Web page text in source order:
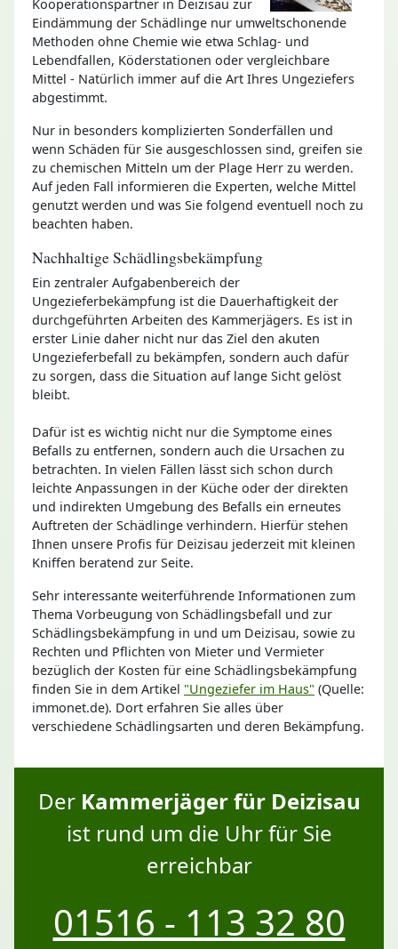
Kooperationspartner in Deizisau zur
Eindämmung der Schädlinge nur umweltschonende
Methoden ohne Chemie wie etwa Schlag- und
Lebendfallen, Köderstationen oder vergleichbare
Mittel - Natürlich immer auf die Art Ihres Ungeziefers
abgestimmt.
Nur in besonders komplizierten Sonderfällen und
wenn Schäden für Sie ausgeschlossen sind, greifen sie
zu chemischen Mitteln um der Plage Herr zu werden.
Auf jeden Fall informieren die Experten, welche Mittel
genutzt werden und was Sie folgend eventuell noch zu
beachten haben.
Nachhaltige Schädlingsbekämpfung
Ein zentraler Aufgabenbereich der
Ungezieferbekämpfung ist die Dauerhaftigkeit der
durchgeführten Arbeiten des Kammerjägers. Es ist in
erster Linie daher nicht nur das Ziel den akuten
Ungezieferbefall zu bekämpfen, sondern auch dafür
zu sorgen, dass die Situation auf lange Sicht gelöst
bleibt.
Dafür ist es wichtig nicht nur die Symptome eines
Befalls zu entfernen, sondern auch die Ursachen zu
betrachten. In vielen Fällen lässt sich schon durch
leichte Anpassungen in der Küche oder der direkten
und indirekten Umgebung des Befalls ein erneutes
Auftreten der Schädlinge verhindern. Hierfür stehen
Ihnen unsere Profis für Deizisau jederzeit mit kleinen
Kniffen beratend zur Seite.
Sehr interessante weiterführende Informationen zum
Thema Vorbeugung von Schädlingsbefall und zur
Schädlingsbekämpfung in und um Deizisau, sowie zu
Rechten und Pflichten von Mieter und Vermieter
bezüglich der Kosten für eine Schädlingsbekämpfung
finden Sie in dem Artikel "Ungeziefer im Haus" (Quelle:
immonet.de). Dort erfahren Sie alles über
verschiedene Schädlingsarten und deren Bekämpfung.
Der Kammerjäger für Deizisau
ist rund um die Uhr für Sie
erreichbar
01516 - 113 32 80